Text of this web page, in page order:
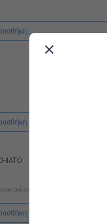
σε σχέση με τον
γεμάτος σε
στιγμιαίος καφές με
ανά 100 ml; Με μόνο 6
Latte Macchiato το